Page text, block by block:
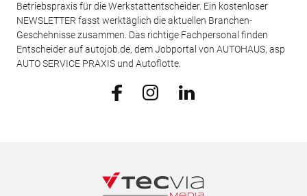
Betriebspraxis für die Werkstattentscheider. Ein kostenloser
NEWSLETTER fasst werktäglich die aktuellen Branchen-
Geschehnisse zusammen. Das richtige Fachpersonal finden
Entscheider auf autojob.de, dem Jobportal von AUTOHAUS, asp
AUTO SERVICE PRAXIS und Autoflotte.